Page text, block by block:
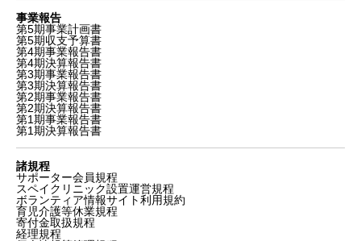
事業報告
第5期事業計画書
第5期収支予算書
第4期事業報告書
第4期決算報告書
第3期事業報告書
第3期決算報告書
第2期事業報告書
第2期決算報告書
第1期事業報告書
第1期決算報告書
諸規程
サポーター会員規程
スペイクリニック設置運営規程
ボランティア情報サイト利用規約
育児介護等休業規程
寄付金取扱規程
経理規程